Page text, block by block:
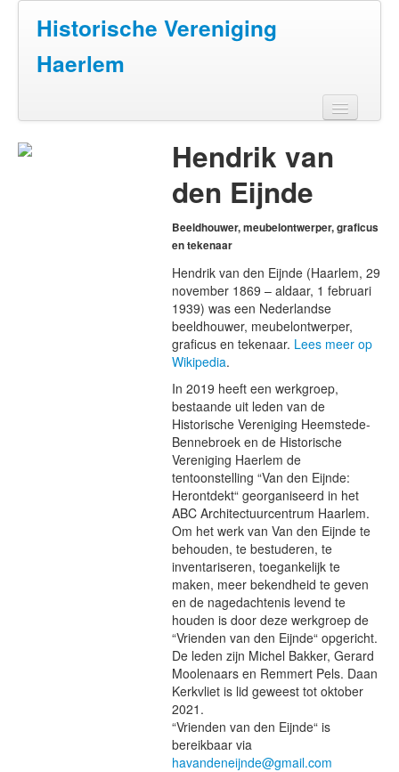
Historische Vereniging
Haerlem
Gebruikersnaam vergeten?
Hendrik van
den Eijnde
Beeldhouwer, meubelontwerper, graficus
en tekenaar
Hendrik van den Eijnde (Haarlem, 29
november 1869 – aldaar, 1 februari
1939) was een Nederlandse
beeldhouwer, meubelontwerper,
graficus en tekenaar. Lees meer op
Wikipedia.
In 2019 heeft een werkgroep,
bestaande uit leden van de
Historische Vereniging Heemstede-
Bennebroek en de Historische
Vereniging Haerlem de
tentoonstelling “Van den Eijnde:
Herontdekt“ georganiseerd in het
ABC Architectuurcentrum Haarlem.
Om het werk van Van den Eijnde te
behouden, te bestuderen, te
inventariseren, toegankelijk te
maken, meer bekendheid te geven
en de nagedachtenis levend te
houden is door deze werkgroep de
“Vrienden van den Eijnde“ opgericht.
De leden zijn Michel Bakker, Gerard
Moolenaars en Remmert Pels. Daan
Kerkvliet is lid geweest tot oktober
2021.
“Vrienden van den Eijnde“ is
bereikbaar via
havandeneijnde@gmail.com